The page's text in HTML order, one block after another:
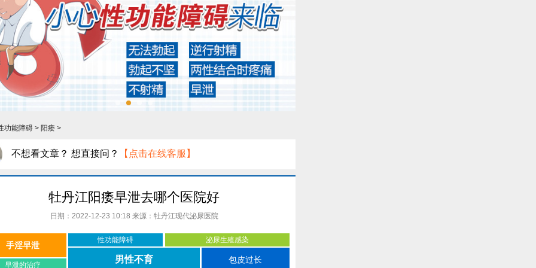
功能障碍 > 阳痿 >
不想看文章？ 想直接问？ 【点击在线客服】
牡丹江阳痿早泄去哪个医院好
日期：2022-12-23 10:18 来源： 牡丹江现代泌尿医院
手淫早泄
性功能障碍 泌尿生殖感染
包皮过长
男性不育
早泄的治疗